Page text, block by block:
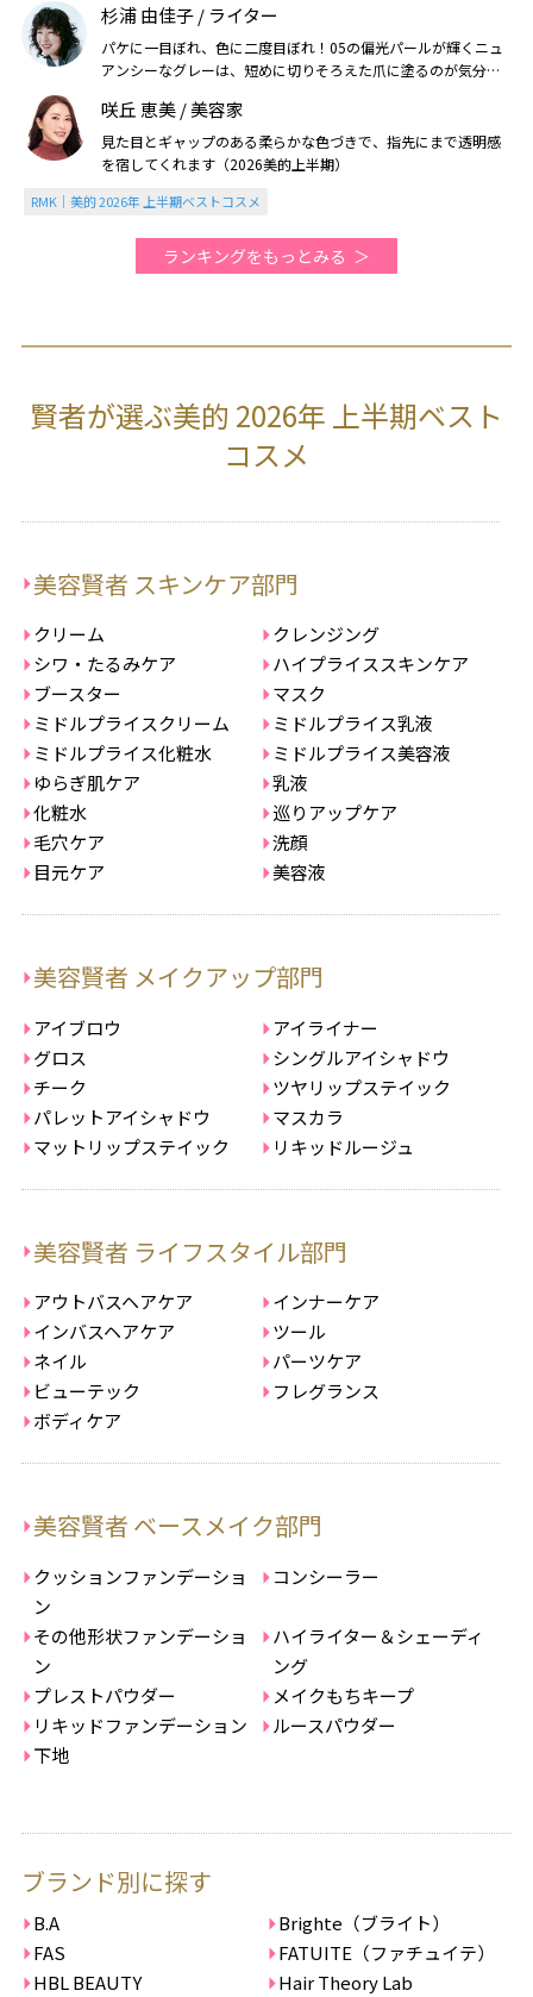
杉浦 由佳子 / ライター
パケに一目ぼれ、色に二度目ぼれ！05の偏光パールが輝くニュ
アンシーなグレーは、短めに切りそろえた爪に塗るのが気分で
咲丘 恵美 / 美容家
見た目とギャップのある柔らかな色づきで、指先にまで透明感
を宿してくれます（2026美的上半期）
RMK｜美的 2026年 上半期ベストコスメ
ランキングをもっとみる
賢者が選ぶ美的 2026年 上半期ベスト
コスメ
美容賢者 スキンケア部門
クリーム
クレンジング
シワ・たるみケア
ハイプライススキンケア
ブースター
マスク
ミドルプライスクリーム
ミドルプライス乳液
ミドルプライス化粧水
ミドルプライス美容液
ゆらぎ肌ケア
乳液
化粧水
巡りアップケア
毛穴ケア
洗顔
目元ケア
美容液
美容賢者 メイクアップ部門
アイブロウ
アイライナー
グロス
シングルアイシャドウ
チーク
ツヤリップステイック
パレットアイシャドウ
マスカラ
マットリップステイック
リキッドルージュ
美容賢者 ライフスタイル部門
アウトバスヘアケア
インナーケア
インバスヘアケア
ツール
ネイル
パーツケア
ビューテック
フレグランス
ボディケア
美容賢者 ベースメイク部門
クッションファンデーショ
ン
コンシーラー
その他形状ファンデーショ
ン
ハイライター＆シェーディ
ング
プレストパウダー
メイクもちキープ
リキッドファンデーション
ルースパウダー
下地
ブランド別に探す
B.A
Brighte（ブライト）
FAS
FATUITE（ファチュイテ）
HBL BEAUTY
Hair Theory Lab